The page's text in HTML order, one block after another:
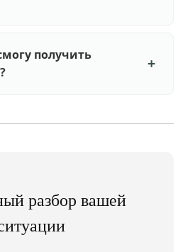
получить
разбор вашей